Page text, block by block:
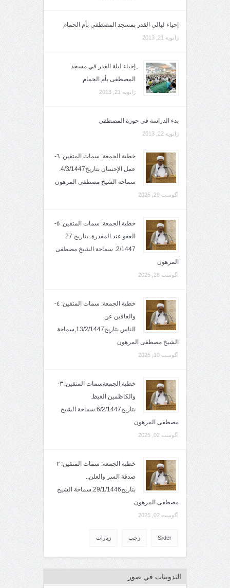
إحياء ليالي القدر بمسجد المصطفى بأم الحمام
ژانویه 21, 2013
ِإحياء ليلة القدر في مسجد
المصطفى بأم الحمام
ژانویه 21, 2013
بدء الدراسة في حوزة المصطفى
ژانویه 22, 2013
خطبة الجمعة: سمات المتقين: ٦-
عمل الإحسان بتاريخ4/3/1447.
سماحة الشيخ مصطفى المرهون
آگوست 29, 2025
خطبة الجمعة: سمات المتقين: ٥-
العفو عند المقدرة. بتاريخ 27
2/1447. سماحة الشيخ مصطفى
المرهون
آگوست 28, 2025
خطبة الجمعة: سمات المتقين: ٤-
والعافين عن
الناس.بتاريخ13/2/1447,سماحة
الشيخ مصطفى المرهون
آگوست 10, 2025
خطبة الجمعةسمات المتقين: ٣-
والكاظمين الغيظ.
بتاريخ6/2/1447.سماحة الشيخ
مصطفى المرهون
آگوست 02, 2025
خطبة الجمعة: سمات المتقين: ٢-
صدقة السر والعلن..
بتاريخ29/1/1446.سماحة الشيخ
مصطفى المرهون
آگوست 02, 2025
Slider رجب زيارات
التدوينات في صور